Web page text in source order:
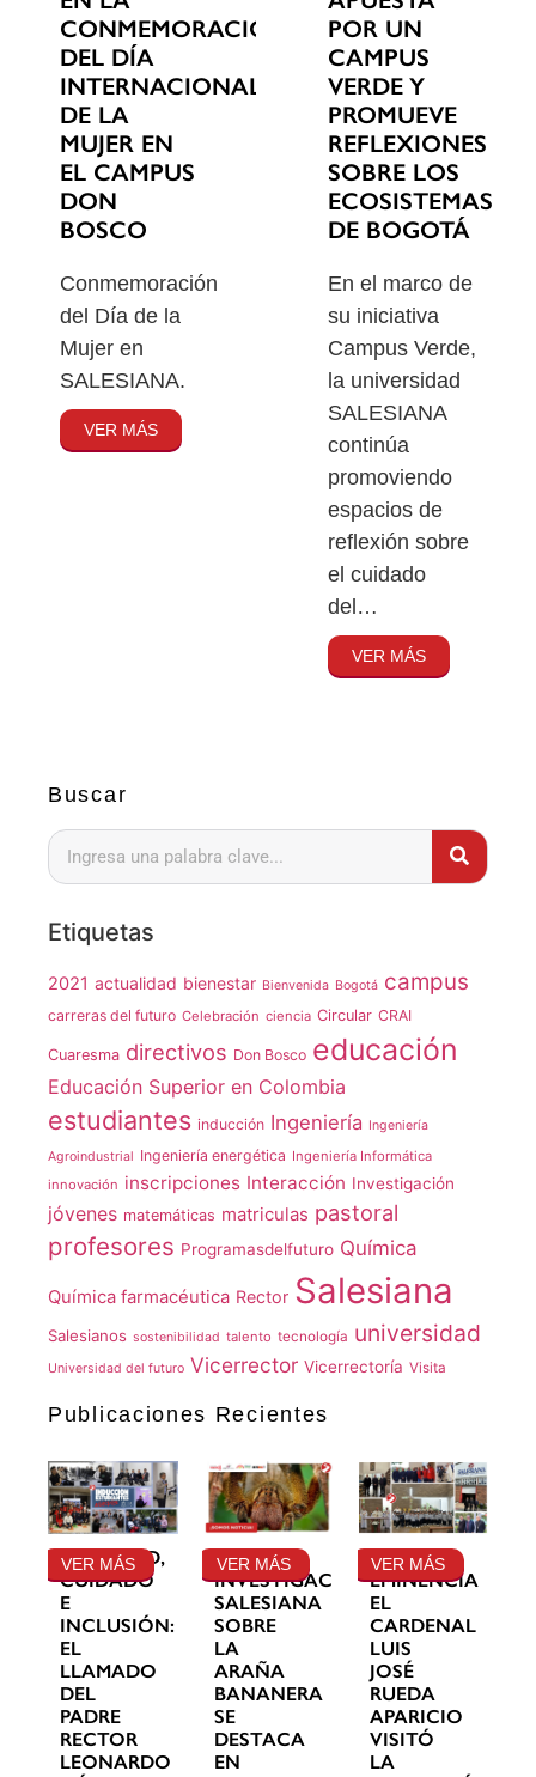
Buscar
Etiquetas
2021 actualidad bienestar Bienvenida Bogotá campus
carreras del futuro Celebración ciencia Circular CRAI
Cuaresma directivos Don Bosco educación
Educación Superior en Colombia
estudiantes inducción Ingeniería Ingeniería
Agroindustrial Ingeniería energética Ingeniería Informática
innovación inscripciones Interacción Investigación
jóvenes matemáticas matriculas pastoral
profesores Programasdelfuturo Química
Química farmacéutica Rector Salesiana
Salesianos sostenibilidad talento tecnología universidad
Universidad del futuro Vicerrector Vicerrectoría Visita
Publicaciones Recientes
GRATITUD,
CUIDADO
E
INCLUSIÓN:
EL
LLAMADO
DEL
PADRE
RECTOR
LEONARDO
VER MÁS
LA
INVESTIGACIÓN
SALESIANA
SOBRE
LA
ARAÑA
BANANERA
SE
DESTACA
EN
VER MÁS
SU
EMINENCIA
EL
CARDENAL
LUIS
JOSÉ
RUEDA
APARICIO
VISITÓ
LA
VER MÁS
CONMEMORACIÓN
DEL DÍA
INTERNACIONAL
DE LA
MUJER EN
EL CAMPUS
DON
BOSCO
Conmemoración
del Día de la
Mujer en
SALESIANA.
VER MÁS
POR UN
CAMPUS
VERDE Y
PROMUEVE
REFLEXIONES
SOBRE LOS
ECOSISTEMAS
DE BOGOTÁ
En el marco de
su iniciativa
Campus Verde,
la universidad
SALESIANA
continúa
promoviendo
espacios de
reflexión sobre
el cuidado
del…
VER MÁS